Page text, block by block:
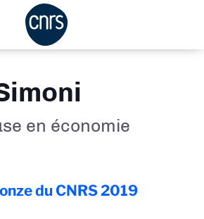
en économie
du CNRS2019